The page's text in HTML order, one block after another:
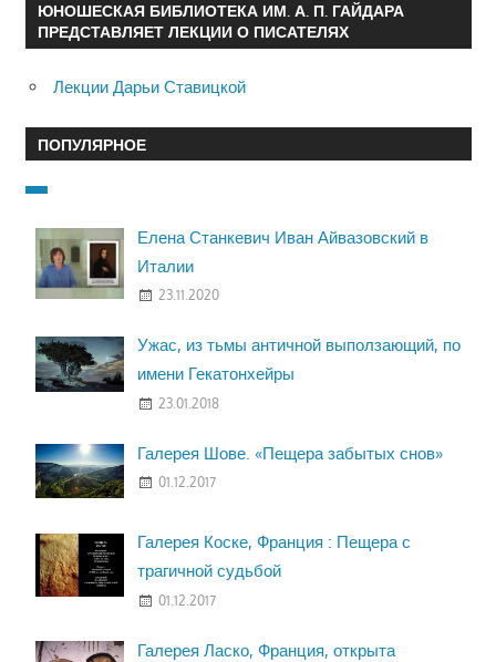
ЮНОШЕСКАЯ БИБЛИОТЕКА ИМ. А. П. ГАЙДАРА
ПРЕДСТАВЛЯЕТ ЛЕКЦИИ О ПИСАТЕЛЯХ
Лекции Дарьи Ставицкой
ПОПУЛЯРНОЕ
Елена Станкевич Иван Айвазовский в
Италии
23.11.2020
Ужас, из тьмы античной выползающий, по
имени Гекатонхейры
23.01.2018
Галерея Шове. «Пещера забытых снов»
01.12.2017
Галерея Коске, Франция : Пещера с
трагичной судьбой
01.12.2017
Галерея Ласко, Франция, открыта